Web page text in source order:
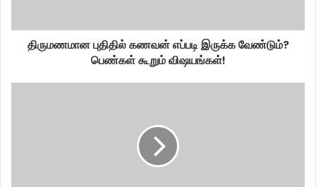
திருமணமான புதிதில் கணவன் எப்படி இருக்க வேண்டும்?
பெண்கள் கூறும் விஷயங்கள்!